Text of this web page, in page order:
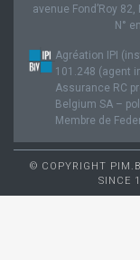
avenue Fond’Roy
N°
Agréation IPI
101.248 (agent
Assurance RC
Belgium SA –
Membre de
© COPYRIGHT
SINCE